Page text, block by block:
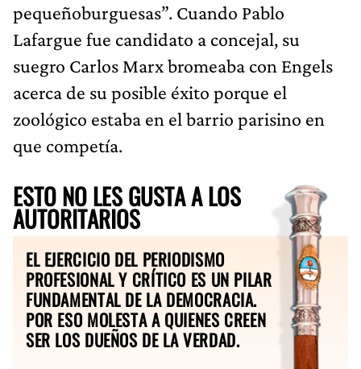
pequeñoburguesas”. Cuando Pablo
Lafargue fue candidato a concejal, su
suegro Carlos Marx bromeaba con Engels
acerca de su posible éxito porque el
zoológico estaba en el barrio parisino en
que competía.
ESTO NO LES GUSTA A LOS
AUTORITARIOS
EL EJERCICIO DEL PERIODISMO
PROFESIONAL Y CRÍTICO ES UN PILAR
FUNDAMENTAL DE LA DEMOCRACIA.
POR ESO MOLESTA A QUIENES CREEN
SER LOS DUEÑOS DE LA VERDAD.